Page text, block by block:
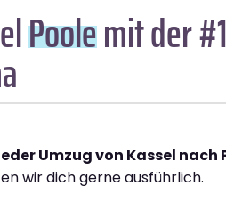
Poolemit der #1
Umzug von Kassel nach
wir dich gerne ausführlich.